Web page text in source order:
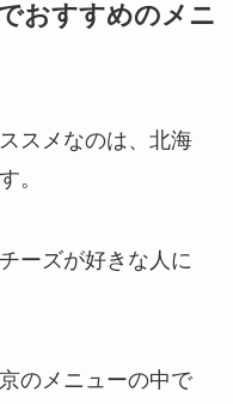
おすすめのメニ
スメなのは、北海
。
ーズが好きな人に
のメニューの中で